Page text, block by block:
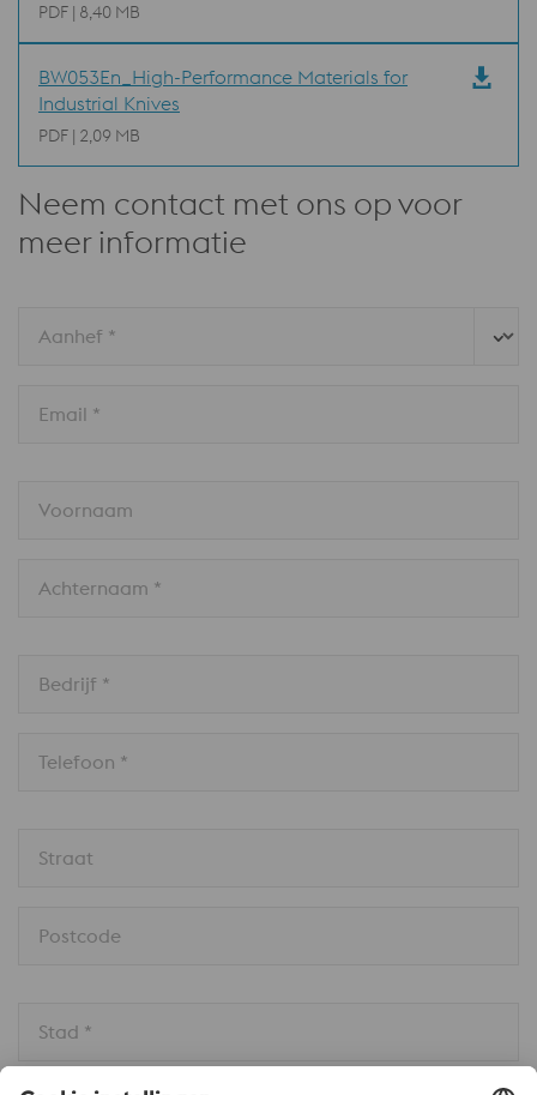
PDF | 8,40 MB
BW053En_High-Performance Materials for
Industrial Knives
PDF | 2,09 MB
Neem contact met ons op voor
meer informatie
Aanhef *
Email *
Voornaam
Achternaam *
Bedrijf *
Telefoon *
Straat
Postcode
Stad *